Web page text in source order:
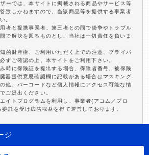
ーでは、本サイトに掲載される商品やサービス等
致しかねますので、当該商品等を提供する事業者
。
者と提携事業者、第三者との間で紛争やトラブル
で解決を図るものとし、当社は一切責任を負いま
的財産権、ご利用いただく上での注意、プライバ
ずご確認の上、本サイトをご利用下さい。
時に保険証を提出する場合、保険者番号、被保険
器提供意思確認欄に記載がある場合はマスキング
他、バーコードなど個人情報にアクセス可能な情
ご提出ください。
イトプログラムを利用し、事業者(アコム／プロ
託を受け広告収益を得て運営しております。
ジ